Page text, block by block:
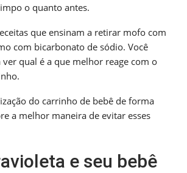
o quanto antes.
que ensinam a retirar mofo com
com bicarbonato de sódio. Você
ver qual é a que melhor reage com o
do carrinho de bebê de forma
a melhor maneira de evitar esses
e seu bebê